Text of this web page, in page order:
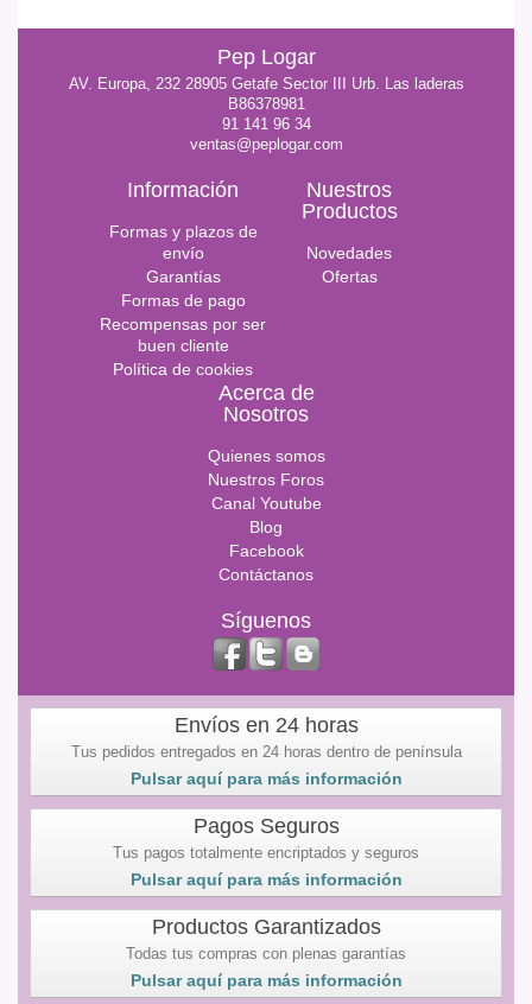
Pep Logar
AV. Europa, 232 28905 Getafe Sector III Urb. Las laderas
B86378981
91 141 96 34
ventas@peplogar.com
Información
Formas y plazos de
envío
Garantías
Formas de pago
Recompensas por ser
buen cliente
Política de cookies
Nuestros
Productos
Novedades
Ofertas
Acerca de
Nosotros
Quienes somos
Nuestros Foros
Canal Youtube
Blog
Facebook
Contáctanos
Síguenos
Envíos en 24 horas
Tus pedidos entregados en 24 horas dentro de península
Pulsar aquí para más información
Pagos Seguros
Tus pagos totalmente encriptados y seguros
Pulsar aquí para más información
Productos Garantizados
Todas tus compras con plenas garantías
Pulsar aquí para más información